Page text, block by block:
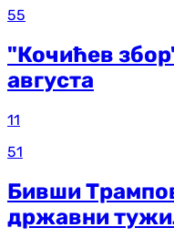
55
"Кочићев
августа
11
51
Бивши
државни